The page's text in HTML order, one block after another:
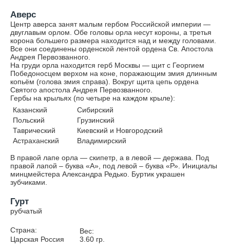
Аверс
Центр аверса занят малым гербом Российской империи —
двуглавым орлом. Обе головы орла несут короны, а третья
корона большего размера находится над и между головами.
Все они соединены орденской лентой ордена Св. Апостола
Андрея Первозванного.
На груди орла находится герб Москвы — щит с Георгием
Победоносцем верхом на коне, поражающим змия длинным
копьём (голова змия справа). Вокруг щита цепь ордена
Святого апостола Андрея Первозванного.
Гербы на крыльях (по четыре на каждом крыле):
Казанский
Польский
Таврический
Астраханский
Сибирский
Грузинский
Киевский и Новгородский
Владимирский
В правой лапе орла — скипетр, а в левой — держава. Под
правой лапой – буква «А», под левой – буква «Р». Инициалы
минцмейстера Александра Редько. Буртик украшен
зубчиками.
Гурт
рубчатый
Страна:
Царская Россия
Вес:
3.60гр.